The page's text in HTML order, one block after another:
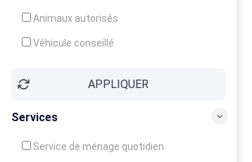
Animaux autorisés
Véhicule conseillé
APPLIQUER
Services
Service de ménage quotidien